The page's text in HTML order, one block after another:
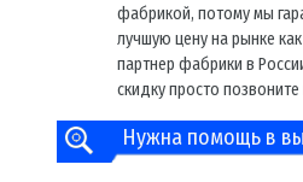
фабрикой, потому мы
лучшую цену на рынке
партнер фабрики в
скидку просто позвоните
Нужна помощь в